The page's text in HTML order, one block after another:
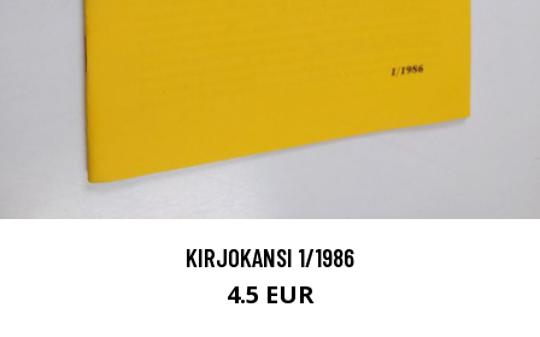
KIRJOKANSI 1/1986
4.5 EUR